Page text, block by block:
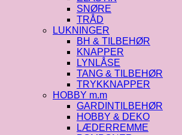
SNØRE
TRÅD
LUKNINGER
BH & TILBEHØR
KNAPPER
LYNLÅSE
TANG & TILBEHØR
TRYKKNAPPER
HOBBY m.m
GARDINTILBEHØR
HOBBY & DEKO
LÆDERREMME